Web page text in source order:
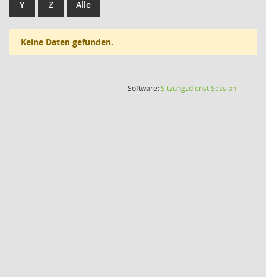
Y Z Alle
Keine Daten gefunden.
Software:SitzungsdienstSession(Wird in